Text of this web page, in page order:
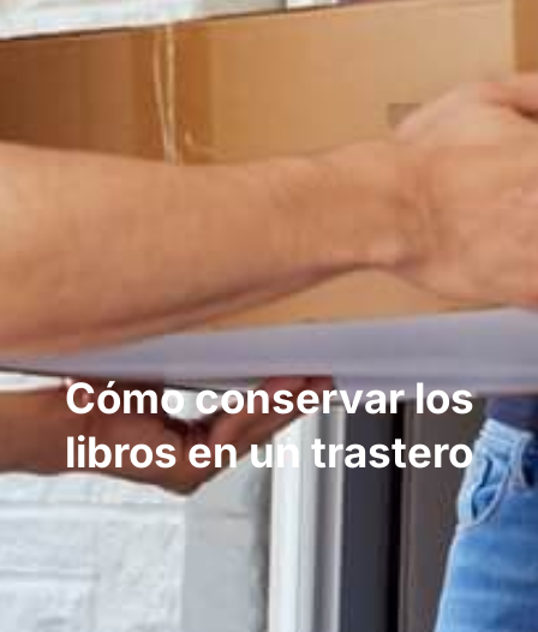
Cómo conservar los
libros en un trastero